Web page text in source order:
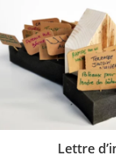
Lettre